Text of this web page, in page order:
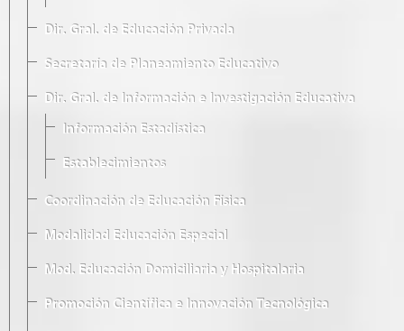
Dir. Gral. de Educación Privada
Secretaría de Planeamiento Educativo
Dir. Gral. de Información e Investigación Educativa
Información Estadística
Establecimientos
Coordinación de Educación Física
Modalidad Educación Especial
Mod. Educación Domiciliaria y Hospitalaria
Promoción Científica e Innovación Tecnológica